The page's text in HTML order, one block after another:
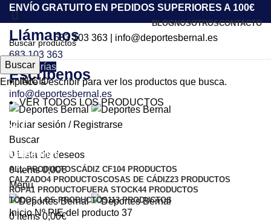
ENVÍO GRATUITO EN PEDIDOS SUPERIORES A 100€
BLOGNOSOTROSCONTACTO
683 103 363| info@deportesbernal.es
Llámanos
683 103 363
Escríbenos
info@deportesbernal.es
Iniciar sesión / Registrarse
Buscar
0 Lista de deseos
0items 0,00€
Menu
0items 0,00€
Categorías
INICIO
VER TODOS LOS PRODUCTOS
37
Categorías
ALL PRODUCTOSCÁDIZ CF104 PRODUCTOS
CALZADO4 PRODUCTOSCOSAS DE CÁDIZ23 PRODUCTOS
ROPA1 PRODUCTOFUERA STOCK44 PRODUCTOS
TODOS LOS PRODUCTOS113 PRODUCTOS
InicioNº PIE del producto 37
Buscar
Empiece a escribir para ver los productos que busca.